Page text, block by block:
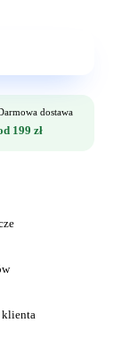
dostawa
199 zł
klienta